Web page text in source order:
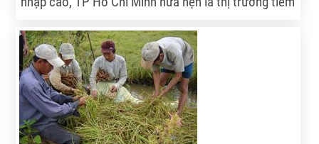
thấy, nông sản chưa tìm được thị trường tiêu thụ ổn
định ở đây